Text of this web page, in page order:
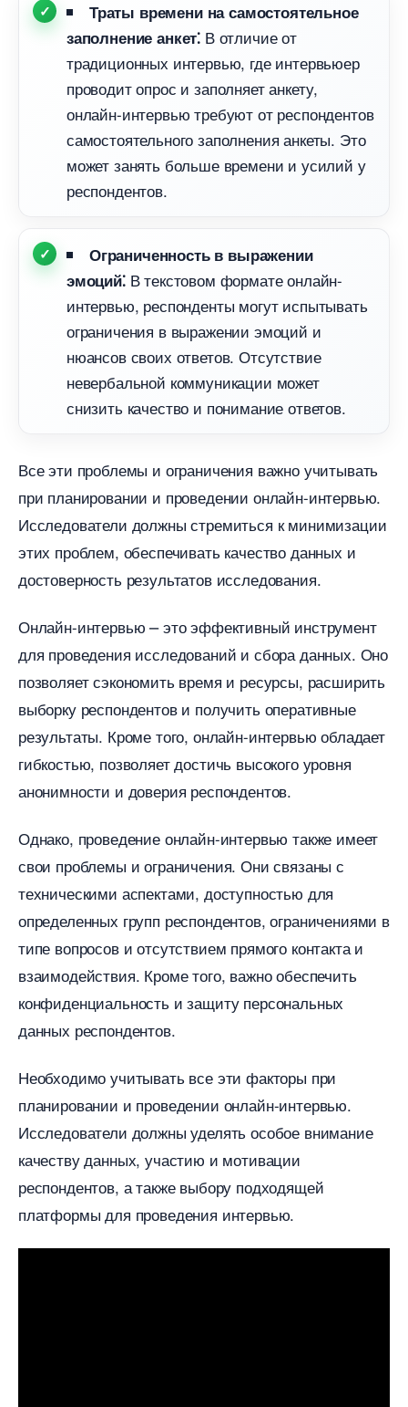
Траты времени на самостоятельное
заполнение анкет⁚ отличие от
традиционных интервью, где интервьюер
проводит опрос и заполняет анкету,
онлайн-интервью требуют от респонденто
самостоятельного заполнения анкеты.​ Это
может занять больше времени и усилий у
респондентов.​
Ограниченность в выражении
эмоций⁚текстовом формате онлайн-
интервью, респонденты могут испытывать
ограничения в выражении эмоций и
нюансов своих ответов.​ Отсутствие
невербальной коммуникации может
снизить качество и понимание ответов.​
се эти проблемы и ограничения важно учитывать
при планировании и проведении онлайн-интервью.​
Исследователи должны стремиться к минимизации
этих проблем, обеспечивать качество данных и
достоверность результатов исследования.​
Онлайн-интервью ⎼ это эффективный инструмент
для проведения исследований и сбора данных.​ Оно
позволяет сэкономить время и ресурсы, расширить
ыборку респондентов и получить оперативные
результаты.​ Кроме того, онлайн-интервью обладает
ибкостью, позволяет достичь высокого уровня
анонимности и доверия респондентов.​
Однако, проведение онлайн-интервью также имеет
свои проблемы и ограничения.​ Они связаны с
техническими аспектами, доступностью для
определенных групп респондентов, ограничениями
типе вопросов и отсутствием прямого контакта и
заимодействия.​ Кроме того, важно обеспечить
конфиденциальность и защиту персональных
данных респондентов.​
Необходимо учитывать все эти факторы при
планировании и проведении онлайн-интервью.​
Исследователи должны уделять особое внимание
качеству данных, участию и мотивации
респондентов, а также выбору подходящей
платформы для проведения интервью.​